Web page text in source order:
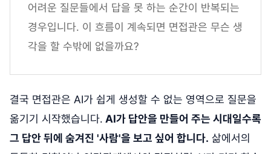
어려운 질문들에서 답을 못 하는 순간이 반복되는
경우입니다. 이 흐름이 계속되면 면접관은 무슨 생
각을 할 수밖에 없을까요?
결국 면접관은 AI가 쉽게 생성할 수 없는 영역으로 질문을
옮기기 시작했습니다. AI가 답안을 만들어 주는 시대일수록
그 답안 뒤에 숨겨진 '사람'을 보고 싶어 합니다. 삶에서의